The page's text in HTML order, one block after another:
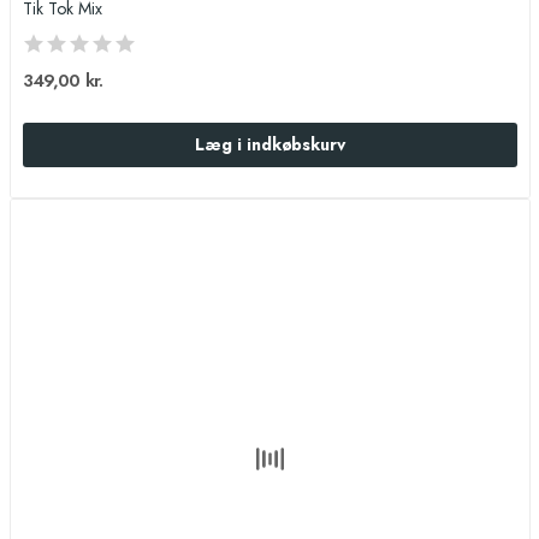
Tik Tok Mix
349,00 kr.
Læg i indkøbskurv